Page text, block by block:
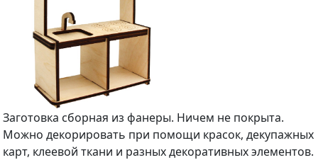
Заготовка сборная из фанеры. Ничем не покрыта.
Можно декорировать при помощи красок, декупажных
карт, клеевой ткани и разных декоративных элементов.